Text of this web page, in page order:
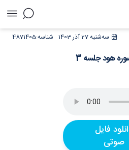
سه‌شنبه 27 آذر 1403 4871405شناسه:
هود جلسه 3
فایل
صوتی